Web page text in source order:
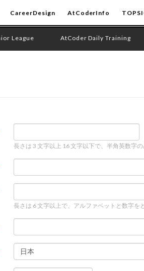
CareerDesign AtCoderInfo
League AtCoder Daily Training
長さは 3 文字以上 16 文字以下で、半角英数字の
長さは 6 文字以上で、アルファベットと数字を
日本